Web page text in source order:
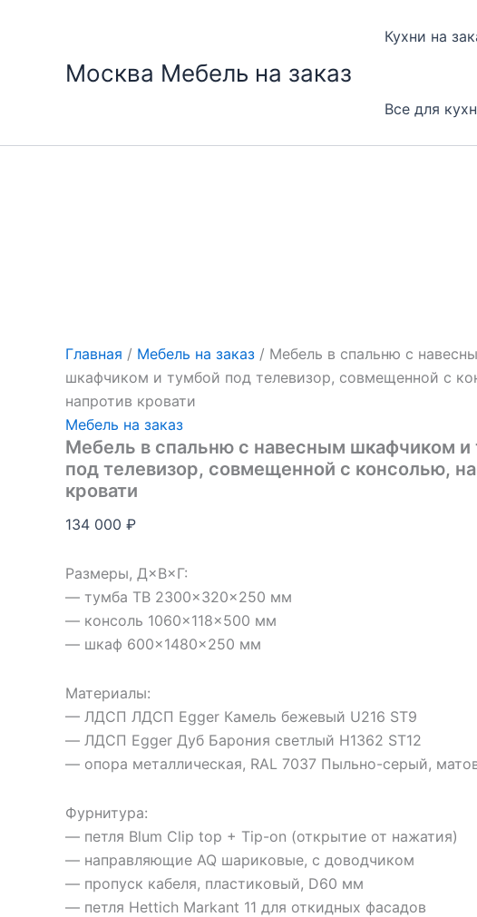
Москва Мебель на заказ
Кухни на
Все для
Главная / Мебель на заказ / Мебель в спальню с
шкафчиком и тумбой под телевизор, совмещенной с
напротив кровати
Мебель на заказ
Мебель в спальню с навесным шкафчиком и
под телевизор, совмещенной с консолью,
кровати
134 000 ₽
Размеры, Д×В×Г:
— тумба ТВ 2300×320×250 мм
— консоль 1060×118×500 мм
— шкаф 600×1480×250 мм
Материалы:
— ЛДСП ЛДСП Egger Камель бежевый U216 ST9
— ЛДСП Egger Дуб Барония светлый H1362 ST12
— опора металлическая, RAL 7037 Пыльно-серый,
Фурнитура:
— петля Blum Clip top + Tip-on (открытие от нажатия)
— направляющие AQ шариковые, с доводчиком
— пропуск кабеля, пластиковый, D60 мм
— петля Hettich Markant 11 для откидных фасадов